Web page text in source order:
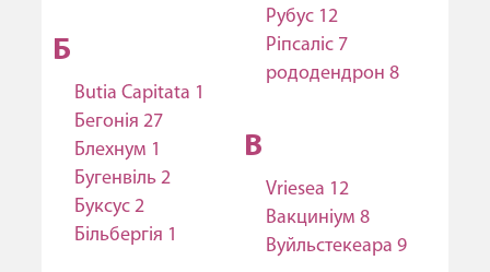
Б
Butia Capitata 1
Бегонія 27
Блехнум 1
Бугенвіль 2
Буксус 2
Більбергія 1
Рубус 12
Ріпсаліс 7
рододендрон 8
В
Vriesea 12
Вакциніум 8
Вуйльстекеара 9